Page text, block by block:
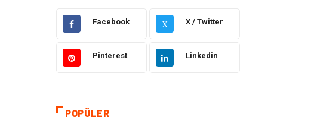
Ulaşım ve
Alışveriş
Bilgisayar ve
Facebook X X / Twitter
Pinterest Linkedin
POPÜLER